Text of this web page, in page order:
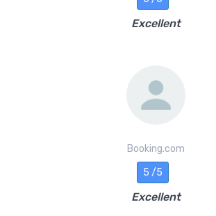
Excellent
Booking.com
5 /5
Excellent